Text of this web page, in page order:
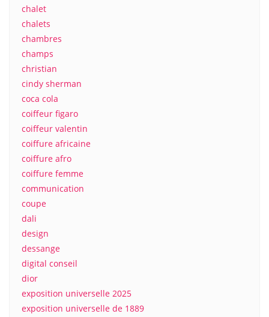
chalet
chalets
chambres
champs
christian
cindy sherman
coca cola
coiffeur figaro
coiffeur valentin
coiffure africaine
coiffure afro
coiffure femme
communication
coupe
dali
design
dessange
digital conseil
dior
exposition universelle 2025
exposition universelle de 1889